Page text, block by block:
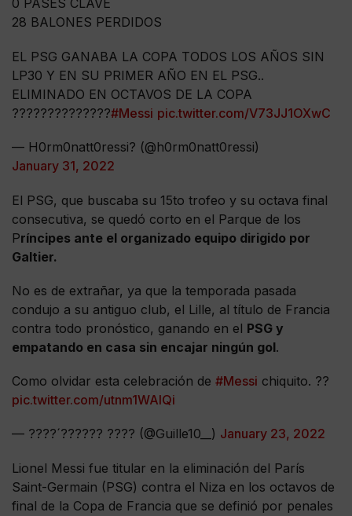
0 PASES CLAVE
28 BALONES PERDIDOS
EL PSG GANABA LA COPA TODOS LOS AÑOS SIN
LP30 Y EN SU PRIMER AÑO EN EL PSG..
ELIMINADO EN OCTAVOS DE LA COPA
??????????????#Messi pic.twitter.com/V73JJ1OXwC
— H0rm0natt0ressi? (@h0rm0natt0ressi)
January 31, 2022
El PSG, que buscaba su 15to trofeo y su octava final
consecutiva, se quedó corto en el Parque de los
Príncipes ante el organizado equipo dirigido por
Galtier.
No es de extrañar, ya que la temporada pasada
condujo a su antiguo club, el Lille, al título de Francia
contra todo pronóstico, ganando en el PSG y
empatando en casa sin encajar ningún gol.
Como olvidar esta celebración de #Messi chiquito. ??
pic.twitter.com/utnm1WAlQi
— ????´?????? ???? (@Guille10__) January 23, 2022
Lionel Messi fue titular en la eliminación del París
Saint-Germain (PSG) contra el Niza en los octavos de
final de la Copa de Francia que se definió por penales